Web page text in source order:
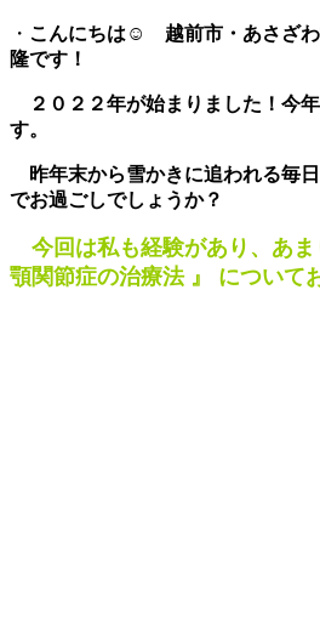
・ こんにちは☺ 越前市・あさざ
隆です！
２０２２年が始まりました！今
す。
昨年末から雪かきに追われる毎
でお過ごしでしょうか？
今回は私も経験があり、あま
顎関節症の治療法 』 について